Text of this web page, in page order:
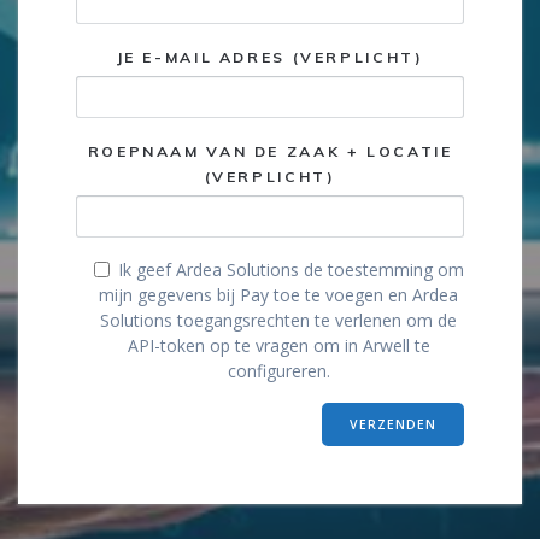
JE E-MAIL ADRES (VERPLICHT)
ROEPNAAM VAN DE ZAAK + LOCATIE
(VERPLICHT)
Ik geef Ardea Solutions de toestemming om
mijn gegevens bij Pay toe te voegen en Ardea
Solutions toegangsrechten te verlenen om de
API-token op te vragen om in Arwell te
configureren.